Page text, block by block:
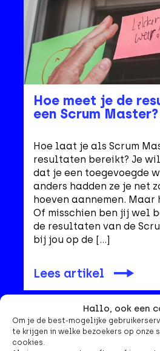
Hallo, ook een
Om je de best-mogelijke
te krijgen in welke bezoekers op onze
cookies.
Hoe meet je de
een Scrum Master?
Hoe laat je als Scrum
resultaten bereikt? Je
dat je een toegevoegde
anders hadden ze je net
hoeven aannemen. Maar
Of misschien ben jij wel
de resultaten van de
bij jou op de […]
Lees artikel